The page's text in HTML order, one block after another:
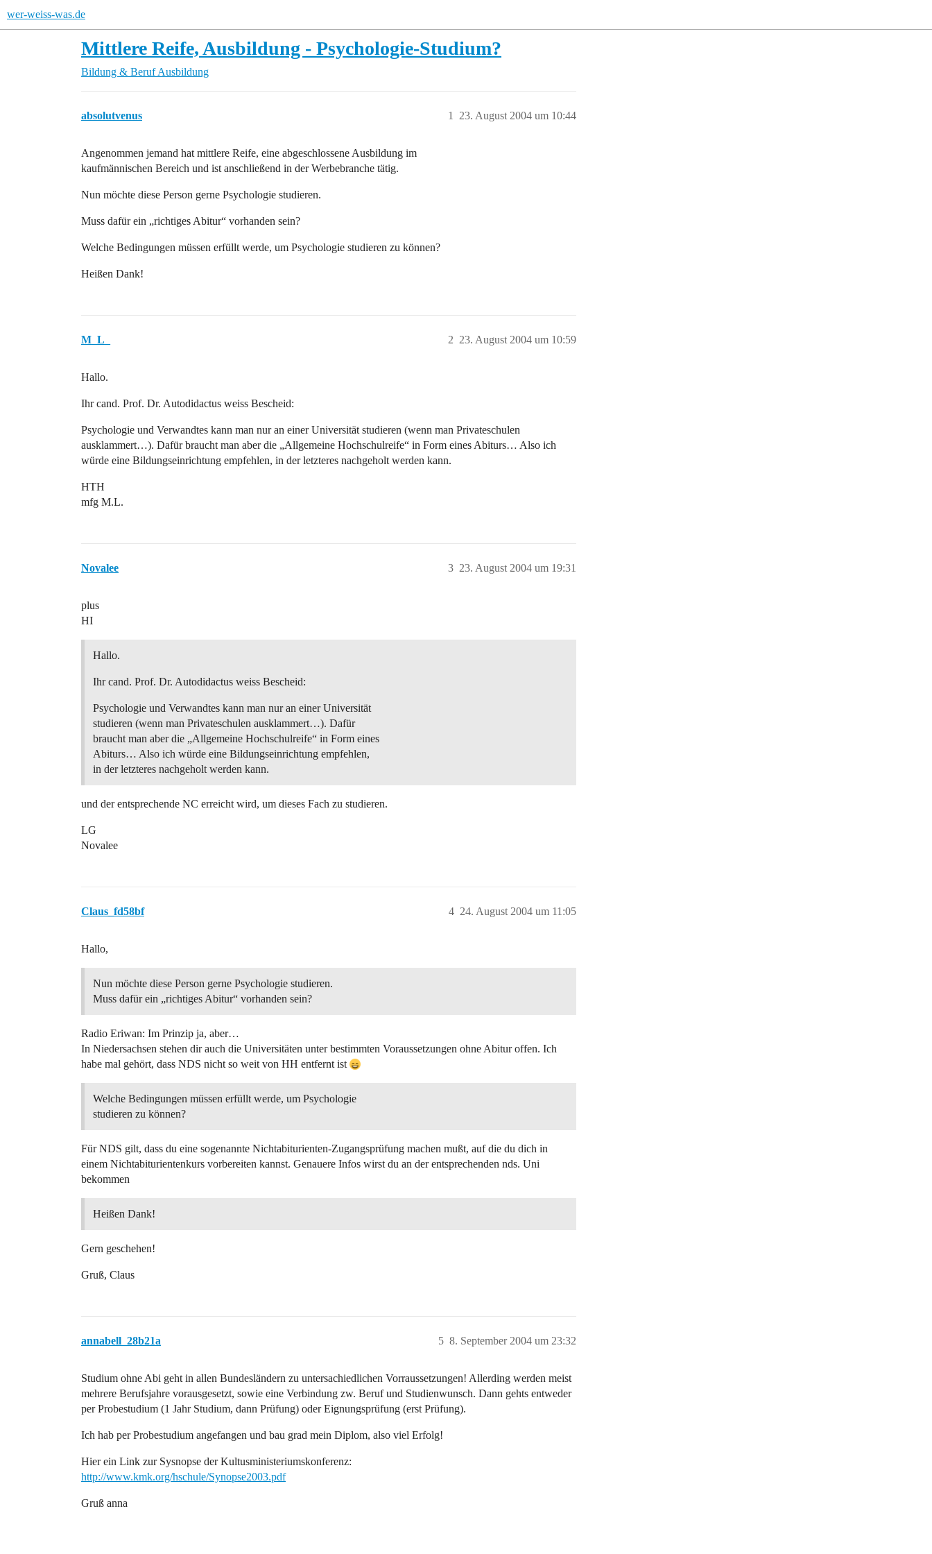
wer-weiss-was.de
Mittlere Reife, Ausbildung - Psychologie-Studium?
Bildung & Beruf Ausbildung
absolutvenus 23. August 2004 um 10:44
1
Angenommen jemand hat mittlere Reife, eine abgeschlossene Ausbildung im
kaufmännischen Bereich und ist anschließend in der Werbebranche tätig.
Nun möchte diese Person gerne Psychologie studieren.
Muss dafür ein „richtiges Abitur“ vorhanden sein?
Welche Bedingungen müssen erfüllt werde, um Psychologie studieren zu können?
Heißen Dank!
M_L_ 23. August 2004 um 10:59
2
Hallo.
Ihr cand. Prof. Dr. Autodidactus weiss Bescheid:
Psychologie und Verwandtes kann man nur an einer Universität studieren (wenn man Privateschulen
ausklammert…). Dafür braucht man aber die „Allgemeine Hochschulreife“ in Form eines Abiturs… Also ich
würde eine Bildungseinrichtung empfehlen, in der letzteres nachgeholt werden kann.
HTH
mfg M.L.
Novalee 23. August 2004 um 19:31
3
plus
HI
Hallo.
Ihr cand. Prof. Dr. Autodidactus weiss Bescheid:
Psychologie und Verwandtes kann man nur an einer Universität
studieren (wenn man Privateschulen ausklammert…). Dafür
braucht man aber die „Allgemeine Hochschulreife“ in Form eines
Abiturs… Also ich würde eine Bildungseinrichtung empfehlen,
in der letzteres nachgeholt werden kann.
und der entsprechende NC erreicht wird, um dieses Fach zu studieren.
LG
Novalee
Claus_fd58bf 24. August 2004 um 11:05
4
Hallo,
Nun möchte diese Person gerne Psychologie studieren.
Muss dafür ein „richtiges Abitur“ vorhanden sein?
Radio Eriwan: Im Prinzip ja, aber…
In Niedersachsen stehen dir auch die Universitäten unter bestimmten Voraussetzungen ohne Abitur offen. Ich
habe mal gehört, dass NDS nicht so weit von HH entfernt ist
Welche Bedingungen müssen erfüllt werde, um Psychologie
studieren zu können?
Für NDS gilt, dass du eine sogenannte Nichtabiturienten-Zugangsprüfung machen mußt, auf die du dich in
einem Nichtabiturientenkurs vorbereiten kannst. Genauere Infos wirst du an der entsprechenden nds. Uni
bekommen
Heißen Dank!
Gern geschehen!
Gruß, Claus
annabell_28b21a 8. September 2004 um 23:32
5
Studium ohne Abi geht in allen Bundesländern zu untersachiedlichen Vorraussetzungen! Allerding werden meist
mehrere Berufsjahre vorausgesetzt, sowie eine Verbindung zw. Beruf und Studienwunsch. Dann gehts entweder
per Probestudium (1 Jahr Studium, dann Prüfung) oder Eignungsprüfung (erst Prüfung).
Ich hab per Probestudium angefangen und bau grad mein Diplom, also viel Erfolg!
Hier ein Link zur Sysnopse der Kultusministeriumskonferenz:
http://www.kmk.org/hschule/Synopse2003.pdf
Gruß anna